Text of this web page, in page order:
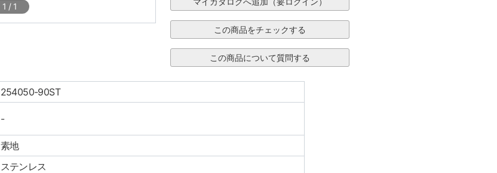
1 / 1
254050-90ST
-
素地
ステンレス